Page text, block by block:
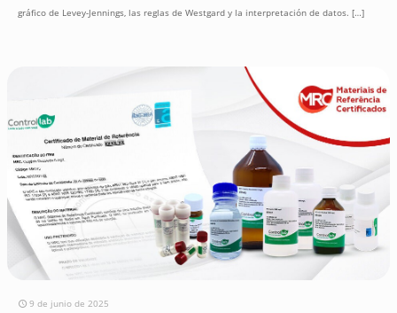
gráfico de Levey-Jennings, las reglas de Westgard y la interpretación de datos. […]
9 de junio de 2025